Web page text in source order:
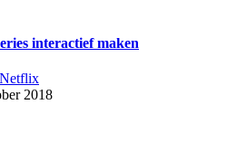
interactief maken
Netflix
2018